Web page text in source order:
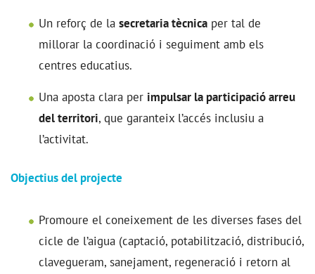
Un reforç de la secretaria tècnica per tal de
millorar la coordinació i seguiment amb els
centres educatius.
Una aposta clara per impulsar la participació arreu
del territori, que garanteix l’accés inclusiu a
l’activitat.
Objectius del projecte
Promoure el coneixement de les diverses fases del
cicle de l’aigua (captació, potabilització, distribució,
clavegueram, sanejament, regeneració i retorn al